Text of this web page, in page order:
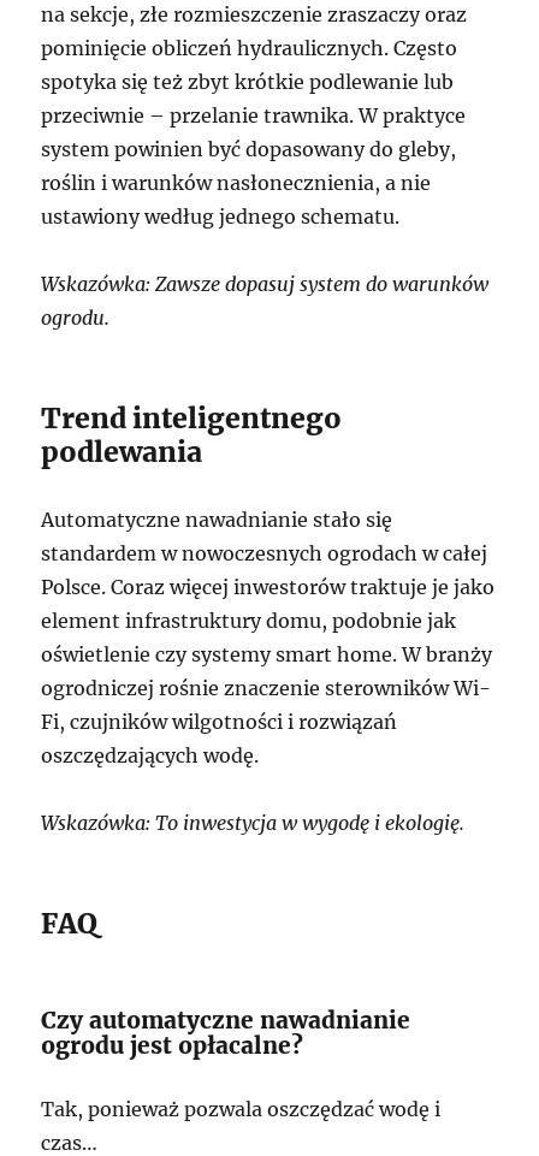
na sekcje, złe rozmieszczenie zraszaczy oraz
pominięcie obliczeń hydraulicznych. Często
spotyka się też zbyt krótkie podlewanie lub
przeciwnie – przelanie trawnika. W praktyce
system powinien być dopasowany do gleby,
roślin i warunków nasłonecznienia, a nie
ustawiony według jednego schematu.
Wskazówka: Zawsze dopasuj system do warunków
ogrodu.
Trend inteligentnego
podlewania
Automatyczne nawadnianie stało się
standardem w nowoczesnych ogrodach w całej
Polsce. Coraz więcej inwestorów traktuje je jako
element infrastruktury domu, podobnie jak
oświetlenie czy systemy smart home. W branży
ogrodniczej rośnie znaczenie sterowników Wi-
Fi, czujników wilgotności i rozwiązań
oszczędzających wodę.
Wskazówka: To inwestycja w wygodę i ekologię.
FAQ
Czy automatyczne nawadnianie
ogrodu jest opłacalne?
Tak, ponieważ pozwala oszczędzać wodę i
czas…